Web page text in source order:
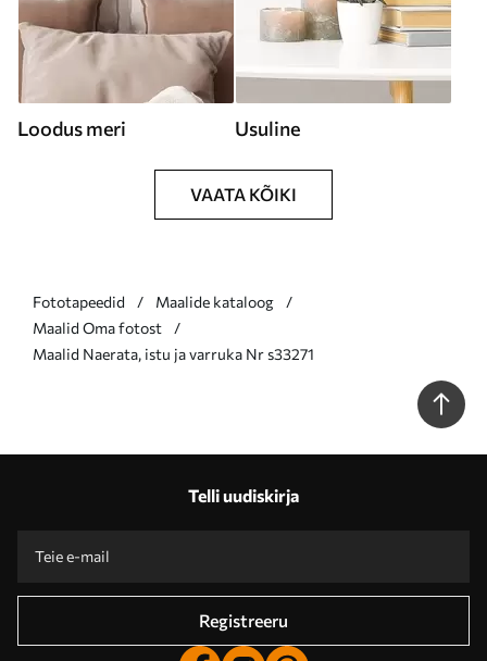
Loodus meri Usuline
VAATA KÕIKI
Fototapeedid
Maalide kataloog
Maalid Oma fotost
Maalid Naerata, istu ja varruka Nr s33271
Telli uudiskirja
Registreeru